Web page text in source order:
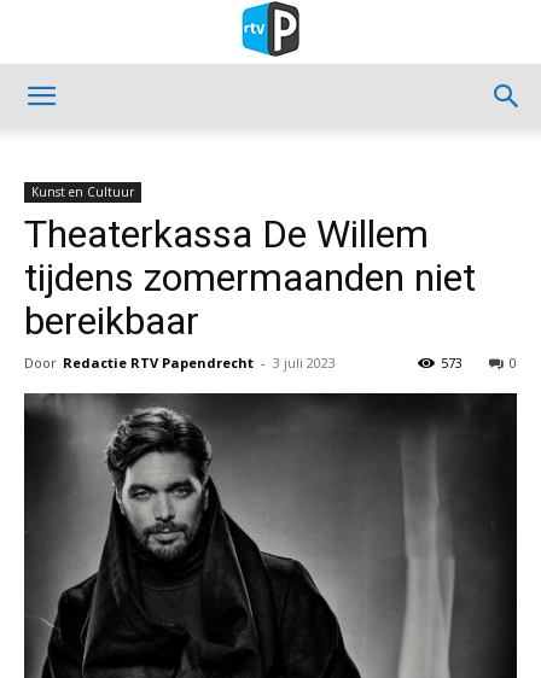
Kunst en Cultuur
Theaterkassa De Willem
tijdens zomermaanden niet
bereikbaar
Door Redactie RTV Papendrecht - 3 juli 2023 0
573